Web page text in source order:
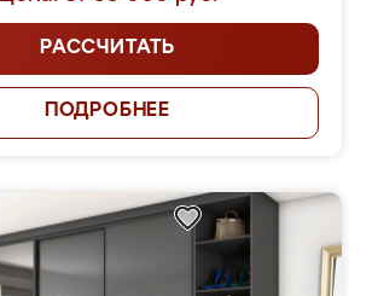
РАССЧИТАТЬ
ПОДРОБНЕЕ